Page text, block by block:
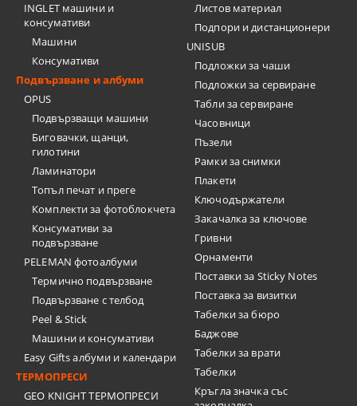
INGLET машини и
консумативи
Машини
Консумативи
Подвързване и албуми
OPUS
Подвързващи машини
Биговачки, щанци,
гилотини
Ламинатори
Топъл печат и преге
Комплекти за фотоблокчета
Консумативи за
подвързване
PELEMAN фотоалбуми
Термично подвързване
Подвързване с телбод
Peel & Stick
Машини и консумативи
Easy Gifts албуми и календари
ТЕРМОПРЕСИ
GEO KNIGHT ТЕРМОПРЕСИ
Листов материал
Подпори и дистанционери
UNISUB
Подложки за чаши
Подложки за сервиране
Табли за сервиране
Часовници
Пъзели
Рамки за снимки
Плакети
Ключодържатели
Закачалка за ключове
Гривни
Орнаменти
Поставки за Sticky Notes
Поставка за визитки
Tабелки за бюро
Баджове
Табелки за врати
Табелки
Кръгла значка със